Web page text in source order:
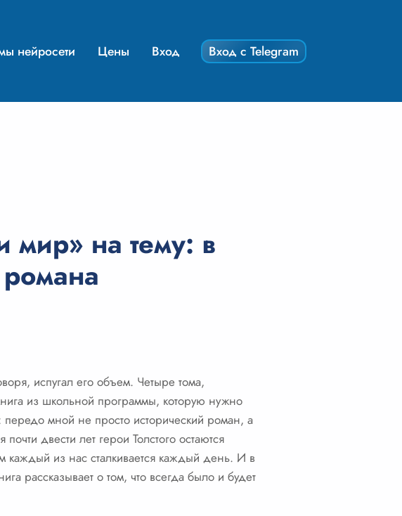
нейросети Цены Вход Вход с Telegram
мир» на тему: в
испугал его объем. Четыре тома,
из школьной программы, которую нужно
передо мной не просто исторический роман, а
двести лет герои Толстого остаются
из нас сталкивается каждый день. И в
рассказывает о том, что всегда было и будет